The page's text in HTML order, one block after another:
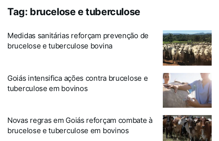
Tag: brucelose e tuberculose
Medidas sanitárias reforçam prevenção de
brucelose e tuberculose bovina
Goiás intensifica ações contra brucelose e
tuberculose em bovinos
Novas regras em Goiás reforçam combate à
brucelose e tuberculose em bovinos